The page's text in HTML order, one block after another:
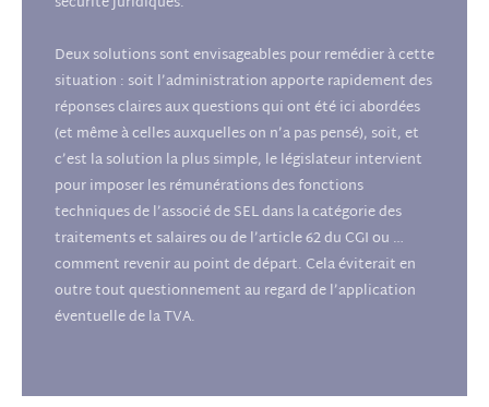
Deux solutions sont envisageables pour remédier à cette
situation : soit l’administration apporte rapidement des
réponses claires aux questions qui ont été ici abordées
(et même à celles auxquelles on n’a pas pensé), soit, et
c’est la solution la plus simple, le législateur intervient
pour imposer les rémunérations des fonctions
techniques de l’associé de SEL dans la catégorie des
traitements et salaires ou de l’article 62 du CGI ou …
comment revenir au point de départ. Cela éviterait en
outre tout questionnement au regard de l’application
éventuelle de la TVA.